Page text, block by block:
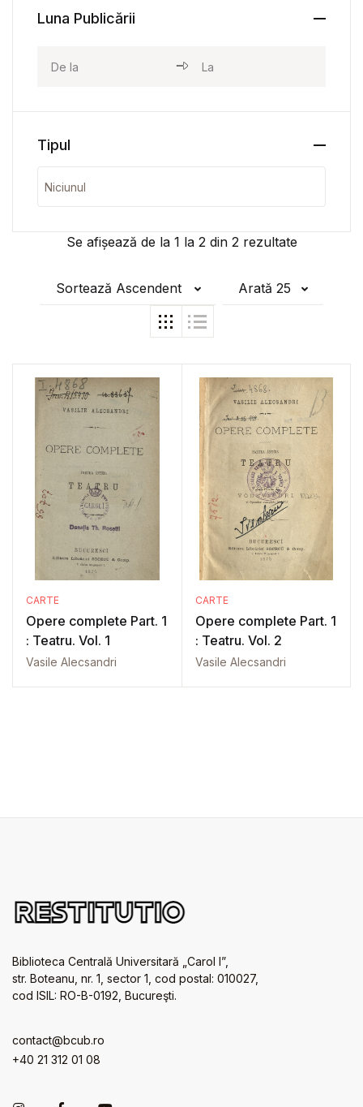
Se afișează de la 1 la 2din 2rezultate
Sortează Ascendent Arată 25
CARTE
Opere complete Part. 1
: Teatru. Vol. 1
Vasile Alecsandri
CARTE
Opere complete Part. 1
: Teatru. Vol. 2
Vasile Alecsandri
Luna Publicării
Tipul
Biblioteca Centrală Universitară „Carol I”,
str. Boteanu, nr. 1, sector 1, cod postal: 010027,
cod ISIL: RO-B-0192, Bucureşti.
contact@bcub.ro
+40 21 312 01 08